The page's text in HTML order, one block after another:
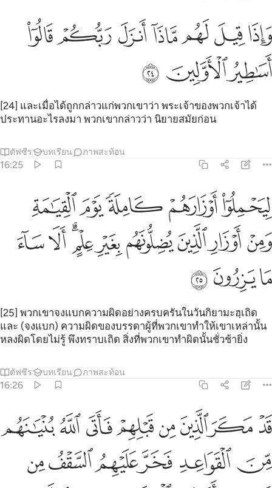
واذا قيل لهم ماذا انزل ربكم قالوا اساطير الاولين ٢٤
وَإِذَا قِيلَ لَهُم مَّاذَآ أَنزَلَ رَبُّكُمْ ۙ قَالُوٓا۟ أَسَـٰطِيرُ ٱلْأَوَّلِينَ
ﲟﲠﲡﲢﲣﲤﲥ
ﲦﲧ ﲨ
[24] และเมื่อได้ถูกกล่าวแก่พวกเขาว่า พระเจ้าของพวกเจ้าได้
ประทานอะไรลงมา พวกเขากล่าวว่า นิยายสมัยก่อน
ตัฟซีร บทเรียน ภาพสะท้อน
16:25
ليحملوا اوزارهم كاملة يوم القيامة ومن اوزار الذين يضلونهم بغير علم
لِيَحْمِلُوٓا۟ أَوْزَارَهُمْ كَامِلَةًۭ يَوْمَ ٱلْقِيَـٰمَةِ ۙ وَمِنْ أَوْزَارِ ٱلَّذِينَ يُضِلُّونَهُم بِغَيْرِ عِلْمٍ
ﲩﲪﲫﲬﲭ
ﲮﲯﲰﲱﲲﲳﲴﲵﲶ
ﲷﲸﲹ
[25] พวกเขาจงแบกความผิดอย่างครบครันในวันกิยามะฮฺเถิด
และ (จงแบก) ความผิดของบรรดาผู้ที่พวกเขาทำให้เขาเหล่านั้น
หลงผิดโดยไม่รู้ พึงทราบเถิด สิ่งที่พวกเขาทำผิดนั้นชั่วช้ายิ่ง
ตัฟซีร บทเรียน ภาพสะท้อน
16:26
قد مكر الذين من قبلهم فاتى الله بنيانهم من القواعد فخر عليهم
قَدْ مَكَرَ ٱلَّذِينَ مِن قَبْلِهِمْ فَأَتَى ٱللَّهُ بُنْيَـٰنَهُم مِّنَ ٱلْقَوَاعِدِ فَخَرَّ عَلَيْهِمُ
ﲺﲻﲼﲽﲾﲿﳀﳁ
ﳂﳃ ﳄﳅﳆﳇ